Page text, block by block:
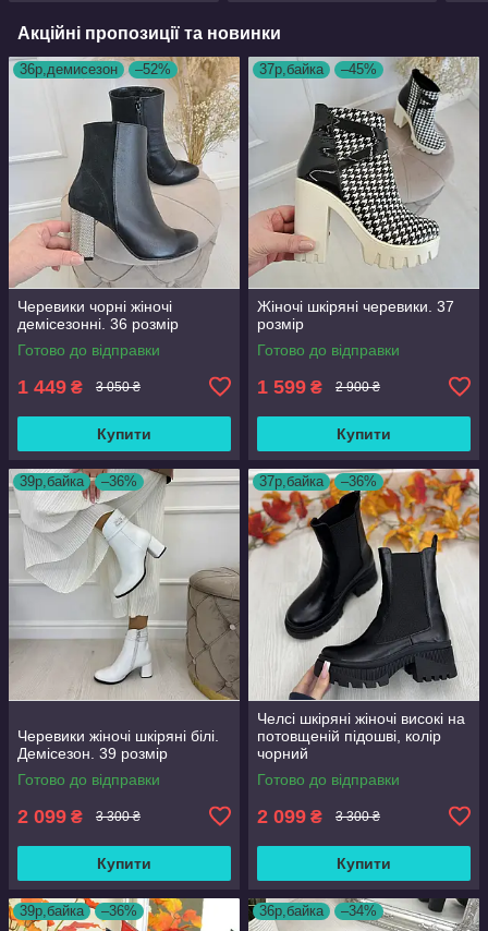
Акційні пропозиції та новинки
36р,демисезон –52%
Черевики чорні жіночі
демісезонні. 36 розмір
Готово до відправки
1 449 ₴ 3 050 ₴
Купити
37р,байка –45%
Жіночі шкіряні черевики. 37
розмір
Готово до відправки
1 599 ₴ 2 900 ₴
Купити
39р,байка –36%
Черевики жіночі шкіряні білі.
Демісезон. 39 розмір
Готово до відправки
2 099 ₴ 3 300 ₴
Купити
37р,байка –36%
Челсі шкіряні жіночі високі на
потовщеній підошві, колір
чорний
Готово до відправки
2 099 ₴ 3 300 ₴
Купити
39р,байка –36% 36р,байка –34%